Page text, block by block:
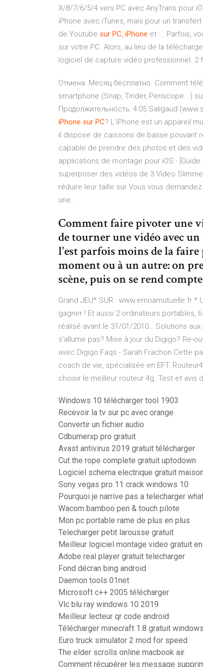
X/8/7/6/5/4 vers PC avec AnyTrans pour
iPhone avec iTunes, mais pour un
de Youtube sur PC, iPhone et ... Parfois,
sur votre PC. Alors, au lieu de la
logiciel de capture vidéo professionnel. 2
Отмена. Месяц бесплатно. Comment
smartphone (Snap, Tinder, Periscope...)
Продолжительность: 4:05 Saligaud
iPhone sur PC? L'iPhone est un appareil
il dispose de caissons de basse pouvant
capable de prendre des photos et des
applications de montage pour iOS -
superposer des vidéos de 3 Video
réduire leur taille sur Vous vous
une...
Comment faire pivoter une
de tourner une vidéo avec
l'est parfois moins de la faire
moment ou à un autre: on
scène, puis on se rend
Grand JEU* SUR : www.emoamutuelle.fr *
gagner ! Et aussi 2 ordinateurs portables,
réalisé avant le 31/01/2010… Solutions
s'allume pas? Mise à jour du Digigo? Re-
avec Digigo Faqs - Sarah Frachon Cette
coach de vie, spécialisée en EFT.
choisir le meilleur routeur 4g. Test et avis
Windows 10 télécharger tool 1903
Recevoir la tv sur pc avec orange
Convertir un fichier audio
Cdburnerxp pro gratuit
Avast antivirus 2019 gratuit télécharger
Cut the rope complete gratuit uptodown
Logiciel schema electrique gratuit maison
Sony vegas pro 11 crack windows 10
Pourquoi je narrive pas a telecharger
Wacom bamboo pen & touch pilote
Mon pc portable rame de plus en plus
Telecharger petit larousse gratuit
Meilleur logiciel montage video gratuit
Adobe real player gratuit telecharger
Fond décran bing android
Daemon tools 01net
Microsoft c++ 2005 télécharger
Vlc blu ray windows 10 2019
Meilleur lecteur qr code android
Télécharger minecraft 1.8 gratuit
Euro truck simulator 2 mod for speed
The elder scrolls online macbook air
Comment récupérer les message